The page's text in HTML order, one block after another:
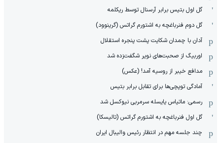
گل اول بتیس برابر آرسنال توسط ریکلمه
گل دوم فنرباغچه به اشتورم گراتس (گرینوود)
آدان با چمدان شکایت پشت پنجره استقلال
اوربیگ از صحبت‌های نویر شگفت‌زده شد
مدافع خیبر از روسیه آمد! (عکس)
آمادگی توپچی‌ها برای تقابل برابر بتیس
رسمی: ماتیاس یایسله سرمربی نیوکسل شد
گل اول فنرباغچه به اشتورم گراتس (تالیسکا)
چند جلسه مهم در انتظار رئیس والیبال ایران